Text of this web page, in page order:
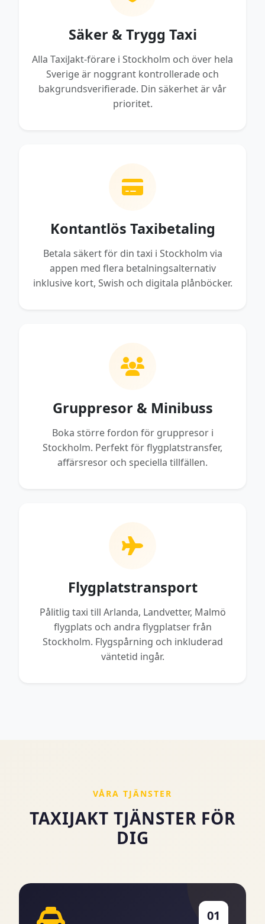
Säker & Trygg Taxi
Alla TaxiJakt-förare i Stockholm och över hela
Sverige är noggrant kontrollerade och
bakgrundsverifierade. Din säkerhet är vår
prioritet.
Kontantlös Taxibetaling
Betala säkert för din taxi i Stockholm via
appen med flera betalningsalternativ
inklusive kort, Swish och digitala plånböcker.
Gruppresor & Minibuss
Boka större fordon för gruppresor i
Stockholm. Perfekt för flygplatstransfer,
affärsresor och speciella tillfällen.
Flygplatstransport
Pålitlig taxi till Arlanda, Landvetter, Malmö
flygplats och andra flygplatser från
Stockholm. Flygspårning och inkluderad
väntetid ingår.
VÅRA TJÄNSTER
TAXIJAKT TJÄNSTER FÖR
DIG
01